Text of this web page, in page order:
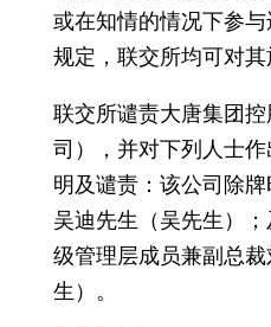
或在知情的情况下参
规定，联交所均可对其
联交所谴责大唐集团
司），并对下列人士
明及谴责：该公司除
吴迪先生（吴先生）
级管理层成员兼副总
生）。